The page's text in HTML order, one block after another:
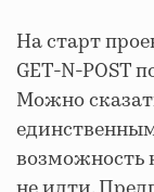
На старт
GET-N-POST
Можно
возможность